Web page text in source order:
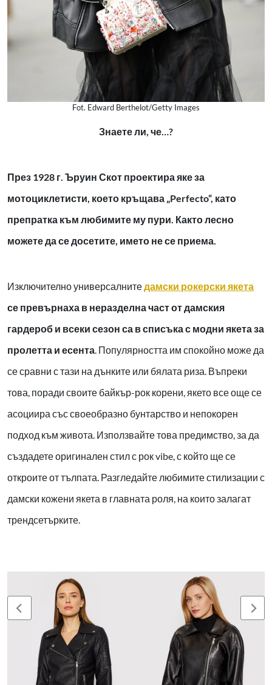
Fot. Edward Berthelot/Getty Images
Знаете ли, че…?
През 1928 г. Ъруин Скот проектира яке за
мотоциклетисти, което кръщава „Perfecto“, като
препратка към любимите му пури. Както лесно
можете да се досетите, името не се приема.
Изключително универсалнитедамски рокерски якета
се превърнаха в неразделна част от дамския
гардероб и всеки сезон са в списъка с модни якета за
пролетта и есента. Популярността им спокойно може да
се сравни с тази на дънките или бялата риза. Въпреки
това, поради своите байкър-рок корени, якето все още се
асоциира със своеобразно бунтарство и непокорен
подход към живота. Използвайте това предимство, за да
създадете оригинален стил с рок vibe, с който ще се
откроите от тълпата. Разгледайте любимите стилизации с
дамски кожени якета в главната роля, на които залагат
трендсетърките.